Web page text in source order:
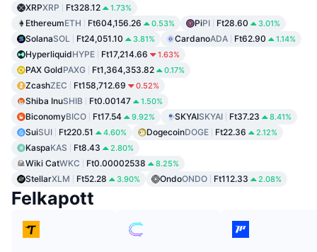
XRPXRP Ft328.12 1.73%
EthereumETH Ft604,156.26 0.53% PiPI Ft28.60 3.01%
SolanaSOL Ft24,051.10 3.81% CardanoADA Ft62.90 1.14%
HyperliquidHYPE Ft17,214.66 1.63%
PAX GoldPAXG Ft1,364,353.82 0.17%
ZcashZEC Ft158,712.69 0.52%
Shiba InuSHIB Ft0.00147 1.50%
BiconomyBICO Ft17.54 9.92% SKYAISKYAI Ft37.23 8.41%
SuiSUI Ft220.51 4.60% DogecoinDOGE Ft22.36 2.12%
KaspaKAS Ft8.43 2.80%
Wiki CatWKC Ft0.00002538 8.25%
StellarXLM Ft52.28 3.90% OndoONDO Ft112.33 2.08%
Felkapott